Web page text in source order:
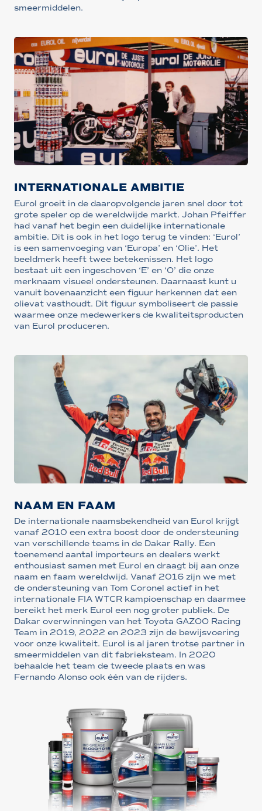
smeermiddelen.
INTERNATIONALE AMBITIE
Eurol groeit in de daaropvolgende jaren snel door tot
grote speler op de wereldwijde markt. Johan Pfeiffer
had vanaf het begin een duidelijke internationale
ambitie. Dit is ook in het logo terug te vinden: ‘Eurol’
is een samenvoeging van ‘Europa’ en ‘Olie’. Het
beeldmerk heeft twee betekenissen. Het logo
bestaat uit een ingeschoven ‘E’ en ‘O’ die onze
merknaam visueel ondersteunen. Daarnaast kunt u
vanuit bovenaanzicht een figuur herkennen dat een
olievat vasthoudt. Dit figuur symboliseert de passie
waarmee onze medewerkers de kwaliteitsproducten
van Eurol produceren.
NAAM EN FAAM
De internationale naamsbekendheid van Eurol krijgt
vanaf 2010 een extra boost door de ondersteuning
van verschillende teams in de Dakar Rally. Een
toenemend aantal importeurs en dealers werkt
enthousiast samen met Eurol en draagt bij aan onze
naam en faam wereldwijd. Vanaf 2016 zijn we met
de ondersteuning van Tom Coronel actief in het
internationale FIA WTCR kampioenschap en daarmee
bereikt het merk Eurol een nog groter publiek. De
Dakar overwinningen van het Toyota GAZOO Racing
Team in 2019, 2022 en 2023 zijn de bewijsvoering
voor onze kwaliteit. Eurol is al jaren trotse partner in
smeermiddelen van dit fabrieksteam. In 2020
behaalde het team de tweede plaats en was
Fernando Alonso ook één van de rijders.